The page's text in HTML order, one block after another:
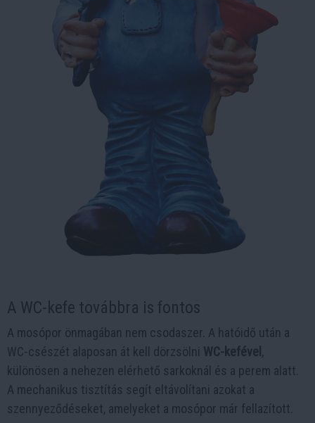
A WC-kefe továbbra is fontos
A mosópor önmagában nem csodaszer. A hatóidő után a
WC-csészét alaposan át kell dörzsölni WC-kefével ,
különösen a nehezen elérhető sarkoknál és a perem alatt.
A mechanikus tisztítás segít eltávolítani azokat a
szennyeződéseket, amelyeket a mosópor már fellazított.